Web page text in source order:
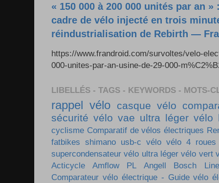
« 150 000 à 200 000 unités par an »
cadre de vélo injecté en trois
réindustrialisation de Rebirth —
https://www.frandroid.com/survoltes/velo-
000-unites-par-an-usine-de-29-000-
LIBELLÉS - TAGS - KEYWORDS - MOTS-
rappel vélo casque vélo
sécurité vélo vae ultra léger vélo
cyclisme Comparatif de vélos électriques
fatbikes shimano usb-c vélo vélo 4 roues
supercondensateur vélo ultra léger vélo vert
Acticycle
Amflow PL Angell
Bosch
Comparateur vélo électrique - Guide vélo